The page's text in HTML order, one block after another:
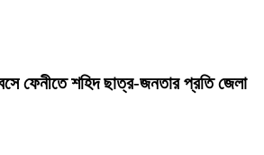
ফেনীতে শহিদ ছাত্র-জনতার প্রতি জেলা